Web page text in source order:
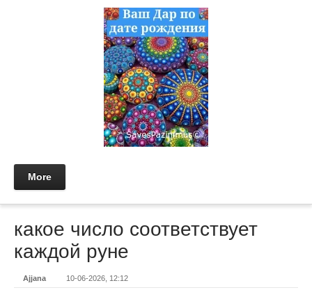
More
какое число соответствует
каждой руне
Ajjana 10-06-2026, 12:12